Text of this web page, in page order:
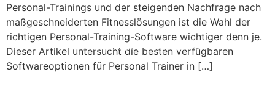
Personal-Trainings und der steigenden Nachfrage nach
maßgeschneiderten Fitnesslösungen ist die Wahl der
richtigen Personal-Training-Software wichtiger denn je.
Dieser Artikel untersucht die besten verfügbaren
Softwareoptionen für Personal Trainer in […]
© 2008 – 2024 Copyright © Trainero.com